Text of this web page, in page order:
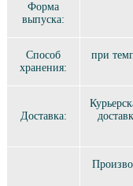
Форма
выпуска:
Способ
хранения:
при
Доставка: